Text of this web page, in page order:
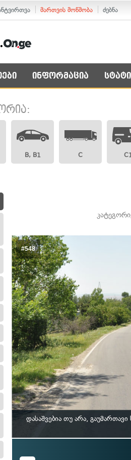
მართვის მოწმობა ძებნა
ინფორმაცია
B, B1 C
#548
დასაშვებია თუ არა,